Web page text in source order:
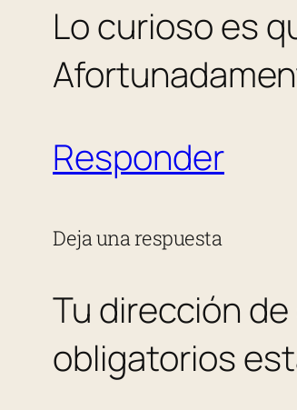
Lo curioso es
Responder
Deja una respuesta
Tu dirección
obligatorios